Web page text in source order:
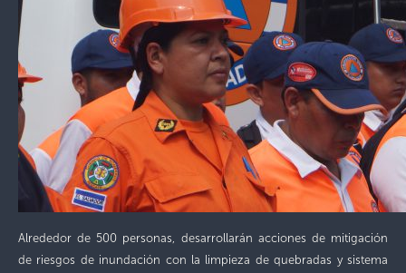
Alrededor de 500 personas, desarrollarán acciones de mitigación
de riesgos de inundación con la limpieza de quebradas y sistema